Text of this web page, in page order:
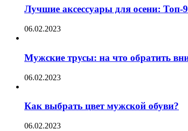
Лучшие аксессуары для осени:
06.02.2023
Мужские трусы: на что обратить
06.02.2023
Как выбрать цвет мужской обуви?
06.02.2023